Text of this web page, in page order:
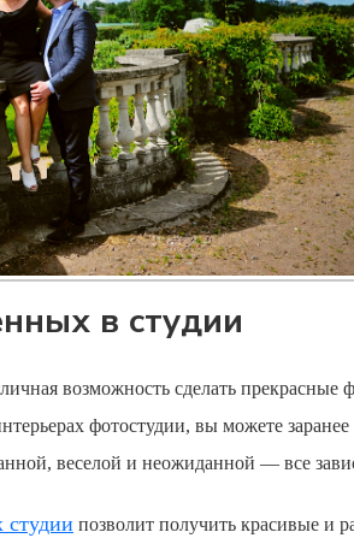
в студии
возможность сделать
фотостудии, вы можете
веселой и неожиданной — все
студии позволит получить красивые и